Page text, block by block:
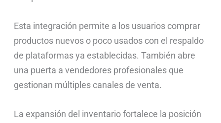
Esta integración permite a los usuarios comprar
productos nuevos o poco usados con el respaldo
de plataformas ya establecidas. También abre
una puerta a vendedores profesionales que
gestionan múltiples canales de venta.
La expansión del inventario fortalece la posición